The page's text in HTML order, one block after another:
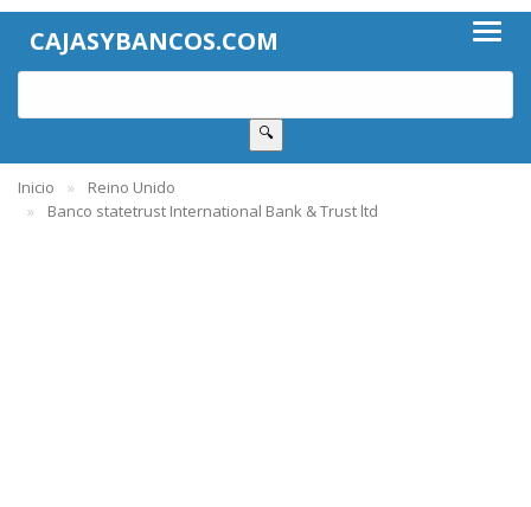
CAJASYBANCOS.COM
🔍
Inicio
Reino Unido
Banco statetrust International Bank & Trust ltd